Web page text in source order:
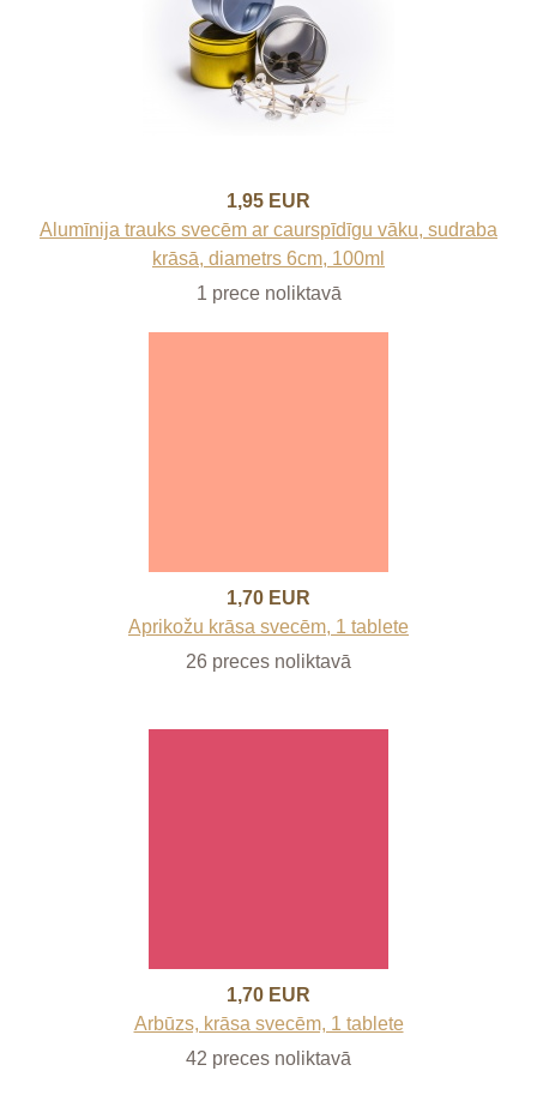
1,95 EUR
Alumīnija trauks svecēm ar caurspīdīgu vāku, sudraba
krāsā, diametrs 6cm, 100ml
1 prece noliktavā
1,70 EUR
Aprikožu krāsa svecēm, 1 tablete
26 preces noliktavā
1,70 EUR
Arbūzs, krāsa svecēm, 1 tablete
42 preces noliktavā